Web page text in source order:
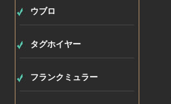
ウブロ
タグホイヤー
フランクミュラー